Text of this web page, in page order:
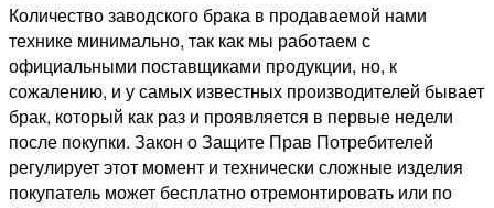
Количество заводского брака в продаваемой нами
технике минимально, так как мы работаем с
официальными поставщиками продукции, но, к
сожалению, и у самых известных производителей бывает
брак, который как раз и проявляется в первые недели
после покупки. Закон о Защите Прав Потребителей
регулирует этот момент и технически сложные изделия
покупатель может бесплатно отремонтировать или по